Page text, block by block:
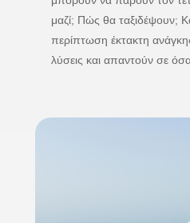
μαζί; Πώς θα ταξιδέψουν;
περίπτωση έκτακτη
λύσεις και απαντούν σε